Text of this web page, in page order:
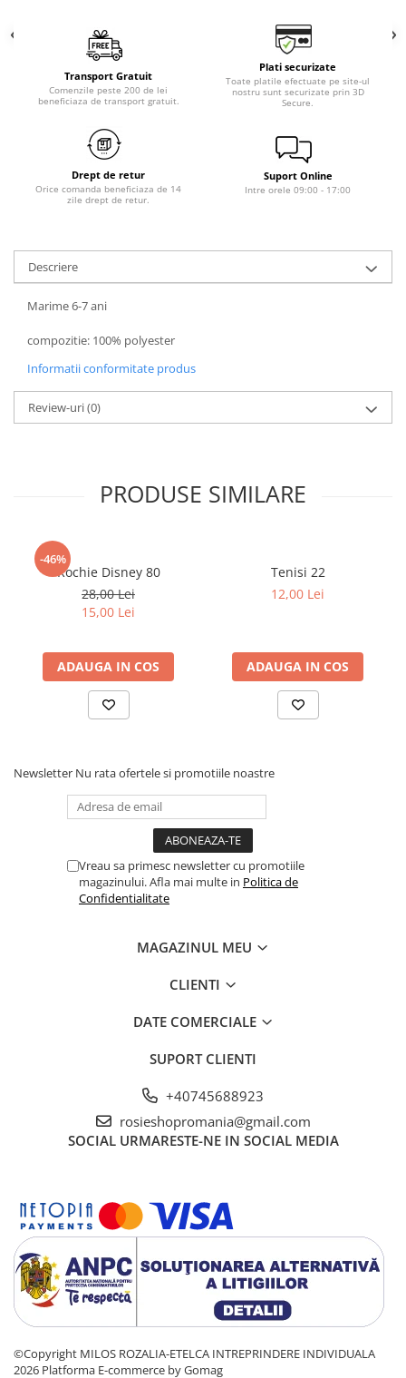
Transport Gratuit
Comenzile peste 200 de lei
beneficiaza de transport gratuit.
Plati securizate
Toate platile efectuate pe site-ul
nostru sunt securizate prin 3D
Secure.
Drept de retur
Orice comanda beneficiaza de 14
zile drept de retur.
Suport Online
Intre orele 09:00 - 17:00
Descriere
Marime 6-7 ani
compozitie: 100% polyester
Informatii conformitate produs
Review-uri(0)
PRODUSE SIMILARE
-46%
Rochie Disney 80
28,00 Lei
15,00 Lei
ADAUGA IN COS
Tenisi 22
12,00 Lei
ADAUGA IN COS
Newsletter Nu rata ofertele si promotiile noastre
Vreau sa primesc newsletter cu promotiile
magazinului. Afla mai multe in Politica de
Confidentialitate
MAGAZINUL MEU
CLIENTI
DATE COMERCIALE
SUPORT CLIENTI
+40745688923
rosieshopromania@gmail.com
SOCIAL URMARESTE-NE IN SOCIAL MEDIA
©Copyright MILOS ROZALIA-ETELCA INTREPRINDERE INDIVIDUALA
2026 Platforma E-commerce by Gomag